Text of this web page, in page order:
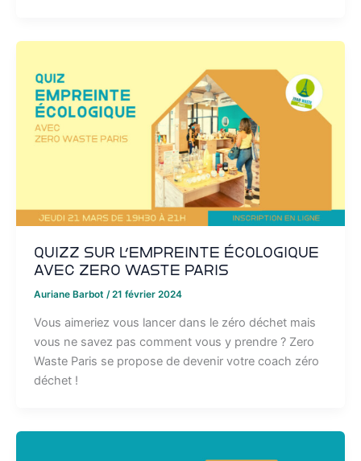
Quizz sur l’empreinte écologique
avec Zero Waste Paris
Auriane Barbot /21 février 2024
Vous aimeriez vous lancer dans le zéro déchet mais
vous ne savez pas comment vous y prendre ? Zero
Waste Paris se propose de devenir votre coach zéro
déchet !